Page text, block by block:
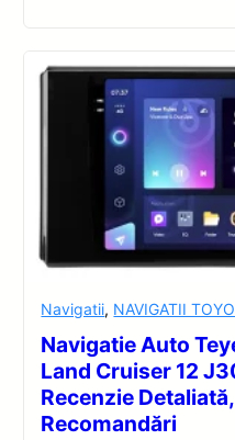
Navigatii, NAVIGATII
Navigatie Auto
Land Cruiser 12
Recenzie
Recomandări